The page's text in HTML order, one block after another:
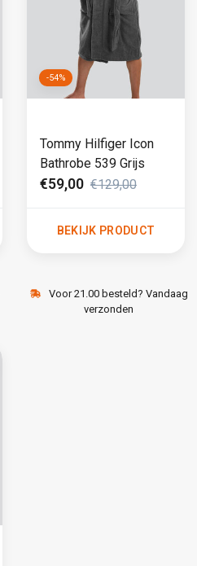
-54%
Tommy Hilfiger Icon
Bathrobe 539 Grijs
€59,00 €129,00
BEKIJK PRODUCT
Voor 21.00 besteld? Vandaag
verzonden